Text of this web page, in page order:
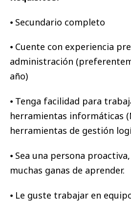
⦁ Secundario completo
⦁ Cuente con experiencia
administración
año)
⦁ Tenga facilidad para
herramientas informáticas
herramientas de gestión
⦁ Sea una persona
muchas ganas de aprender.
⦁ Le guste trabajar en